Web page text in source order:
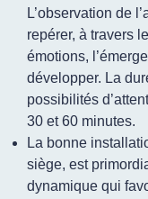
L’observation de
repérer, à travers
émotions,
développer. La
possibilités
30 et 60 minutes.
La bonne
siège, est
dynamique qui